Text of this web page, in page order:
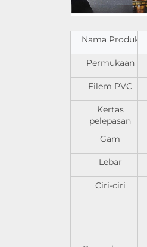
Nama Produk
Permukaan
Filem PVC
Kertas
pelepasan
Gam
Lebar
Ciri-ciri